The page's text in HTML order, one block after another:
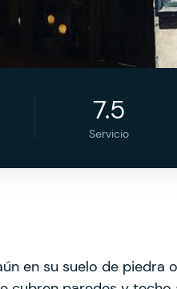
7.5
Servicio
en su suelo de piedra